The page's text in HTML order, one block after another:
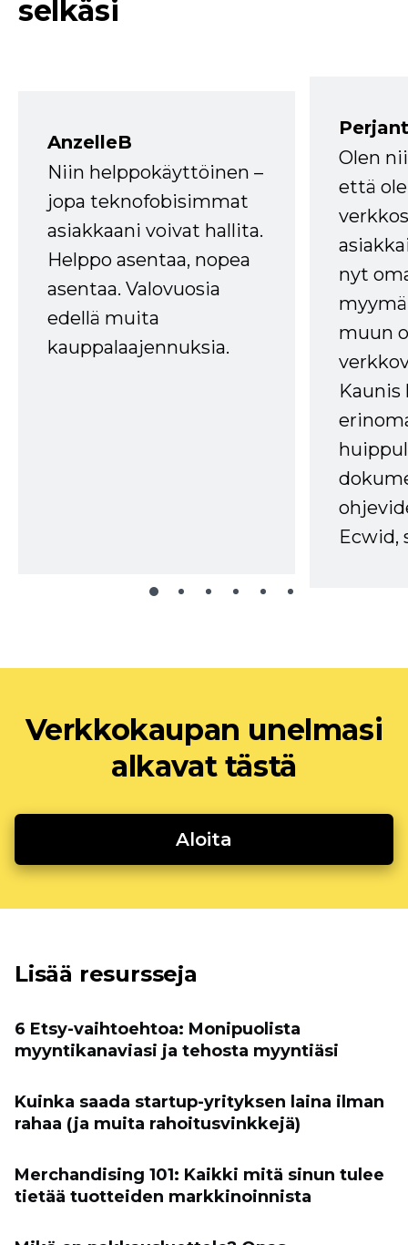
selkäsi
AnzelleB
Niin helppokäyttöinen –
jopa teknofobisimmat
asiakkaani voivat hallita.
Helppo asentaa, nopea
asentaa. Valovuosia
edellä muita
kauppalaajennuksia.
Olen
että
nyt
muun
Kaunis
Ecwid,
Verkkokaupan unelmasi
alkavat tästä
Aloita
Lisää resursseja
6 Etsy-vaihtoehtoa: Monipuolista
myyntikanaviasi ja tehosta myyntiäsi
Kuinka saada startup-yrityksen laina ilman
rahaa (ja muita rahoitusvinkkejä)
Merchandising 101: Kaikki mitä sinun tulee
tietää tuotteiden markkinoinnista